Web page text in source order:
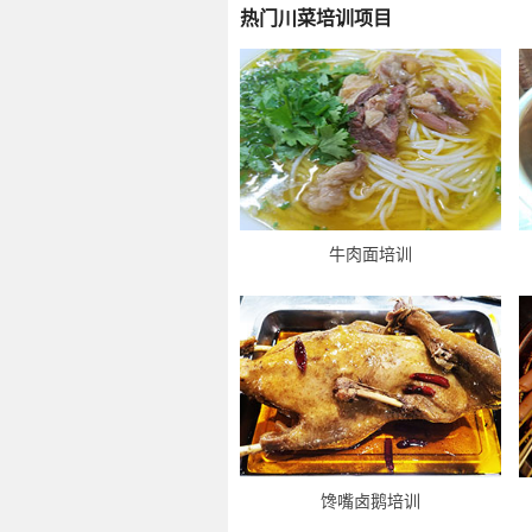
热门川菜培训项目
牛肉面培训
馋嘴卤鹅培训